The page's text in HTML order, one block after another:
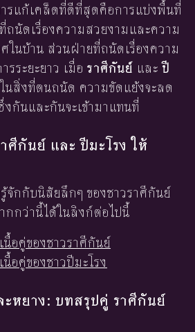
รแก้เคล็ดที่ดีที่สุดคือการแบ่งพื้นที่
ถนัดเรื่องความสวยงามและความ
ในบ้าน ส่วนฝ่ายที่ถนัดเรื่องความ
ระยะยาว เมื่อ ราศีกันย์ และปี
นสิ่งที่ตนถนัด ความขัดแย้งจะลด
กันและกันจะเข้ามาแทนที่
ศีกันย์ และ ปีมะโรง ให้
จักกับนิสัยลึกๆ ของชาวราศีกันย์
กกว่านี้ได้ในลิงก์ต่อไปนี้
นื้อคู่ของชาวราศีกันย์
อคู่ของชาวปีมะโรง
หยาง: บทสรุปคู่ ราศีกันย์